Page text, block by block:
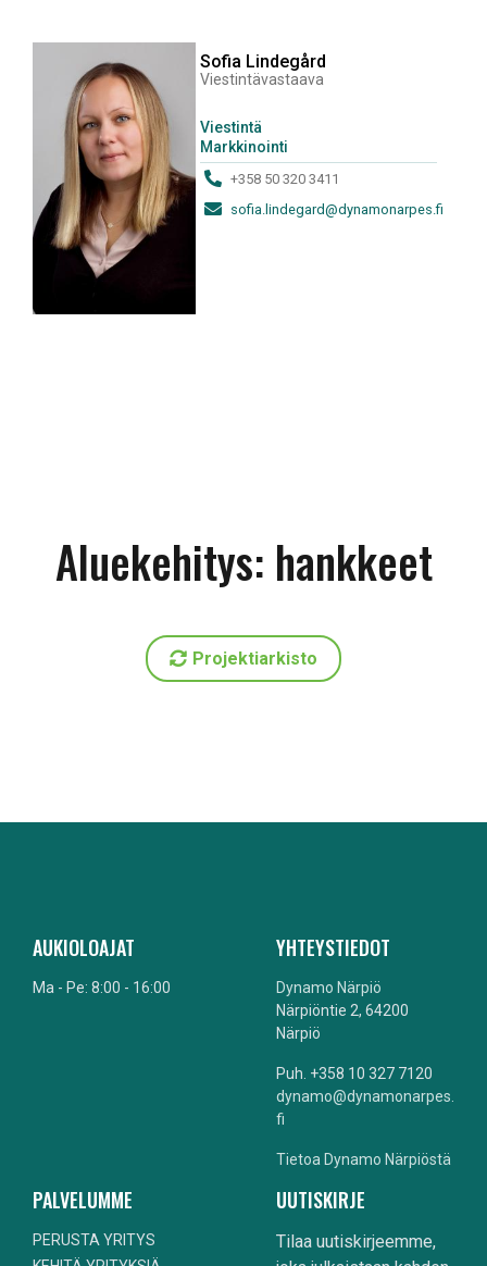
Sofia Lindegård
Viestintävastaava
Viestintä
Markkinointi
+358 50 320 3411
sofia.lindegard@dynamonarpes.fi
Aluekehitys: hankkeet
Projektiarkisto
AUKIOLOAJAT
Ma - Pe: 8:00 - 16:00
YHTEYSTIEDOT
Dynamo Närpiö
Närpiöntie 2, 64200
Närpiö
Puh. +358 10 327 7120
dynamo@dynamonarpes.
fi
Tietoa Dynamo Närpiöstä
PALVELUMME
PERUSTA YRITYS
UUTISKIRJE
Tilaa uutiskirjeemme,